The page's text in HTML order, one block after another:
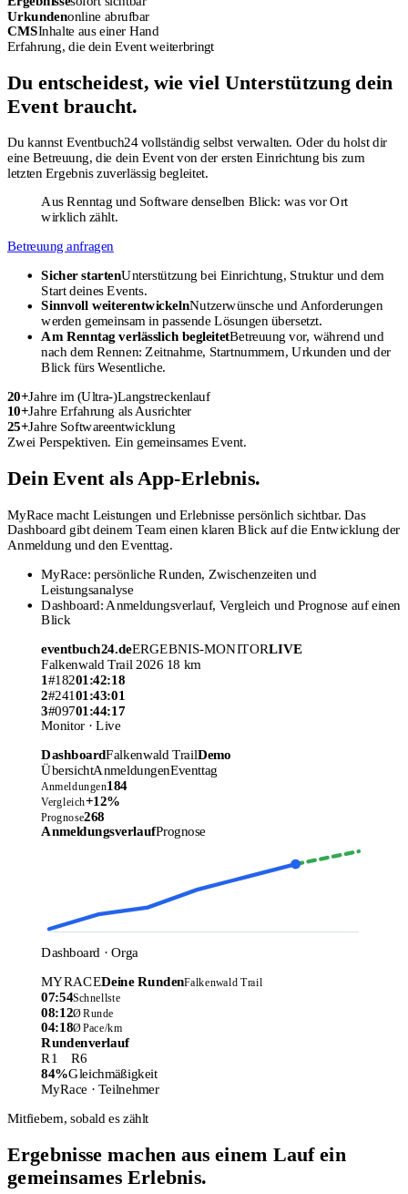
Urkundenonline abrufbar
CMSInhalte aus einer Hand
Erfahrung, die dein Event weiterbringt
Du entscheidest, wie viel Unterstützung dein
Event braucht.
Du kannst Eventbuch24 vollständig selbst verwalten. Oder du holst dir
eine Betreuung, die dein Event von der ersten Einrichtung bis zum
letzten Ergebnis zuverlässig begleitet.
Aus Renntag und Software denselben Blick: was vor Ort
wirklich zählt.
Betreuung anfragen
Sicher startenUnterstützung bei Einrichtung, Struktur und dem
Start deines Events.
Sinnvoll weiterentwickelnNutzerwünsche und Anforderungen
werden gemeinsam in passende Lösungen übersetzt.
Am Renntag verlässlich begleitetBetreuung vor, während und
nach dem Rennen: Zeitnahme, Startnummern, Urkunden und der
Blick fürs Wesentliche.
20+Jahre im (Ultra-)Langstreckenlauf
10+Jahre Erfahrung als Ausrichter
25+Jahre Softwareentwicklung
Zwei Perspektiven. Ein gemeinsames Event.
Dein Event als App-Erlebnis.
MyRace macht Leistungen und Erlebnisse persönlich sichtbar. Das
Dashboard gibt deinem Team einen klaren Blick auf die Entwicklung der
Anmeldung und den Eventtag.
MyRace: persönliche Runden, Zwischenzeiten und
Leistungsanalyse
Dashboard: Anmeldungsverlauf, Vergleich und Prognose auf einen
Blick
eventbuch24.deERGEBNIS-MONITORLIVE
Falkenwald Trail 2026 18 km
1#18201:42:18
2#24101:43:01
3#09701:44:17
Monitor · Live
DashboardFalkenwald TrailDemo
ÜbersichtAnmeldungenEventtag
Anmeldungen184
Vergleich+12%
Prognose268
AnmeldungsverlaufPrognose
Dashboard · Orga
MYRACEDeine RundenFalkenwald Trail
07:54Schnellste
08:12Ø Runde
04:18Ø Pace/km
Rundenverlauf
R1 R6
84%Gleichmäßigkeit
MyRace · Teilnehmer
Mitfiebern, sobald es zählt
Ergebnisse machen aus einem Lauf ein
gemeinsames Erlebnis.